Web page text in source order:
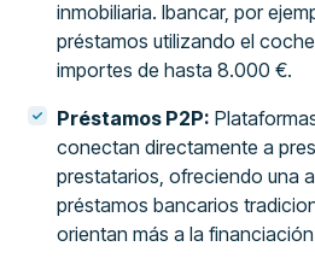
inmobiliaria. Ibancar, por
préstamos utilizando el
importes de hasta 8.000 €.
Préstamos P2P:
conectan directamente a
prestatarios, ofreciendo una
préstamos bancarios
orientan más a la